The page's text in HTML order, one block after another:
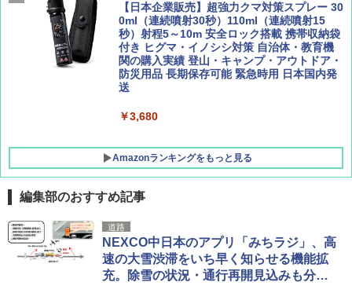
広げるだけ パッとサッとテント キューブワ
イド ブラックコーティング フルクローズ メ
ッシュ 4人用 簡単設置 ポップアップテント P
ATCW-150B エクルベージュ
￥-
【日本企業販売】超強力クマ対策スプレー 30
0ml（連続噴射30秒）110ml（連続噴射15
秒）射程5～10m 安全ロック搭載 携帯収納袋
付き ヒグマ・イノシシ対策 自治体・教育機
関の購入実績 登山・キャンプ・アウトドア・
防災用品 長期保存可能 緊急時用 日本国内発
送
￥3,680
Amazonランキングをもっと見る
編集部のおすすめ記事
道路
NEXCO中日本のアプリ「みちラジ」、高
速の大雪渋滞をいち早く知らせる機能拡
充。除雪の状況・通行再開見込みも分か